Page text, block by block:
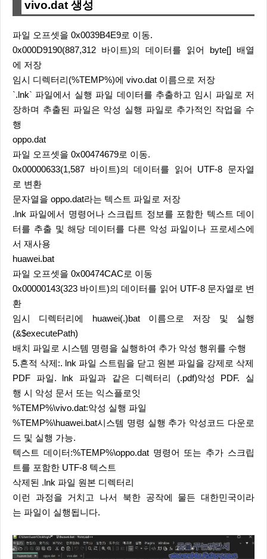
vivo.dat 생성
파일 오프셋을 0x0039B4E9로 이동.
0x000D9190(887,312 바이트)의 데이터를 읽어 byte[] 배열
에 저장
임시 디렉터리(%TEMP%)에 vivo.dat 이름으로 저장
`.lnk` 파일에서 실행 파일 데이터를 추출하고 임시 파일로 저
장하며 추출된 파일은 악성 실행 파일로 추가적인 작업을 수
행
oppo.dat
파일 오프셋을 0x00474679로 이동.
0x00000633(1,587 바이트)의 데이터를 읽어 UTF-8 문자열
로 변환
문자열을 oppo.dat라는 텍스트 파일로 저장
.lnk 파일에서 명령어나 스크립트 정보를 포함한 텍스트 데이
터를 추출 및 해당 데이터를 다른 악성 파일이나 프로세스에
서 재사용
huawei.bat
파일 오프셋을 0x00474CAC로 이동
0x00000143(323 바이트)의 데이터를 읽어 UTF-8 문자열로 변
환
임시 디렉터리에 huawei(.)bat 이름으로 저장 및 실행
(&$executePath)
배치 파일로 시스템 명령을 실행하여 추가 악성 행위를 수행
5.흔적 삭제:. lnk 파일 스트림을 닫고 원본 파일을 강제로 삭제
PDF 파일. lnk 파일과 같은 디렉터리 (.pdf)악성 PDF. 실
행 시 악성 문서 또는 익스플로잇
%TEMP%\vivo.dat:악성 실행 파일
%TEMP%\huawei.bat시스템 명령 실행 추가 악성코드 다운로
드 및 실행 가능.
텍스트 데이터:%TEMP%\oppo.dat 명령어 또는 추가 스크립
트를 포함한 UTF-8 텍스트
삭제된 .lnk 파일 원본 디렉터리
이런 과정을 거치고 나서 북한 공작에 물든 대한민국이라
는 파일이 실행됩니다.